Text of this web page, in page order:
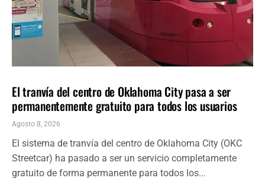
El tranvía del centro de Oklahoma City pasa a ser
permanentemente gratuito para todos los usuarios
Agosto 8, 2026
El sistema de tranvía del centro de Oklahoma City (OKC
Streetcar) ha pasado a ser un servicio completamente
gratuito de forma permanente para todos los...